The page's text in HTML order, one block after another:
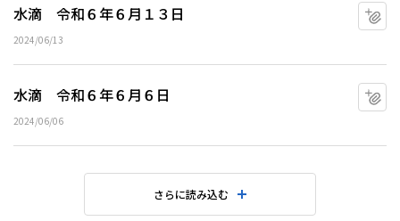
水滴 令和６年６月１３日
2024/06/13
水滴 令和６年６月６日
2024/06/06
さらに読み込む